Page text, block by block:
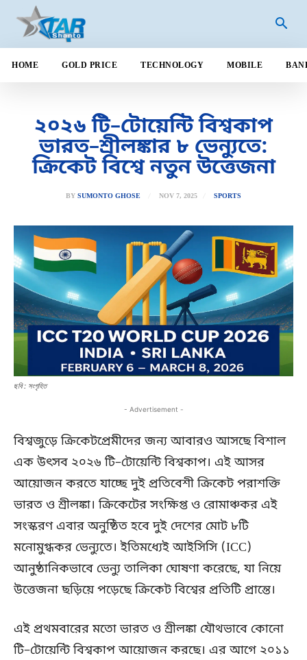
HOME GOLD PRICE TECHNOLOGY MOBILE
২০২৬ টি–টোয়েন্টি বিশ্বকাপ
ভারত–শ্রীলঙ্কার ৮ ভেন্যুতে:
ক্রিকেট বিশ্বে নতুন উত্তেজনা
BY SUMONTO GHOSE NOV 7, 2025 SPORTS
ছবি : সংগৃহিত
- Advertisement -
বিশ্বজুড়ে ক্রিকেটপ্রেমীদের জন্য আবারও আসছে বিশাল
এক উৎসব ২০২৬ টি–টোয়েন্টি বিশ্বকাপ। এই আসর
আয়োজন করতে যাচ্ছে দুই প্রতিবেশী ক্রিকেট পরাশক্তি
ভারত ও শ্রীলঙ্কা। ক্রিকেটের সংক্ষিপ্ত ও রোমাঞ্চকর এই
সংস্করণ এবার অনুষ্ঠিত হবে দুই দেশের মোট ৮টি
মনোমুগ্ধকর ভেন্যুতে। ইতিমধ্যেই আইসিসি (ICC)
আনুষ্ঠানিকভাবে ভেন্যু তালিকা ঘোষণা করেছে, যা নিয়ে
উত্তেজনা ছড়িয়ে পড়েছে ক্রিকেট বিশ্বের প্রতিটি প্রান্তে।
এই প্রথমবারের মতো ভারত ও শ্রীলঙ্কা যৌথভাবে কোনো
টি–টোয়েন্টি বিশ্বকাপ আয়োজন করছে। এর আগে ২০১১